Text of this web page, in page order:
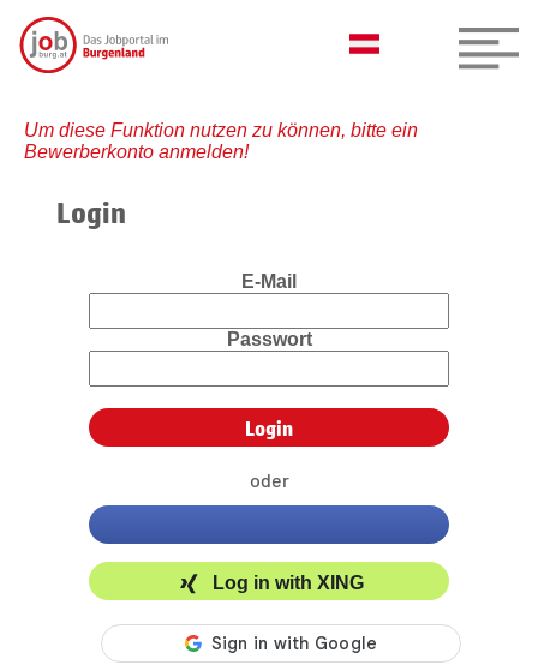
Um diese Funktion nutzen zu können, bitte ein
Bewerberkonto anmelden!
Login
E-Mail
Passwort
oder
Log in with XING